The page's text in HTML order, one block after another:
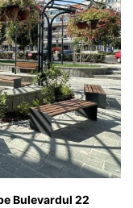
Bulevardul 22